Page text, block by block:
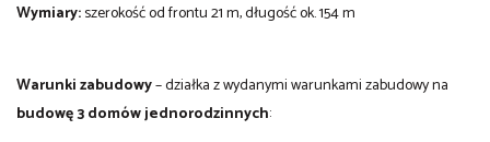
Wymiary:szerokość od frontu 21 m, długość ok. 154 m
Warunki zabudowy– działka z wydanymi warunkami zabudowy na
budowę 3 domów jednorodzinnych: